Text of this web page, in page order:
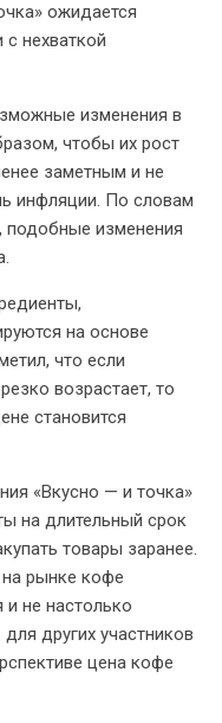
ожидается
нехваткой
изменения в
чтобы их рост
заметным и не
инфляции. По словам
подобные изменения
на основе
что если
возрастает, то
становится
«Вкусно — и точка»
на длительный срок
товары заранее.
рынке кофе
не настолько
других участников
цена кофе